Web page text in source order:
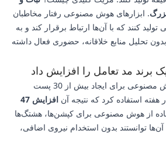
. ابزارهای هوش مصنوعی رفتار مخاطبان
تولید کنند که با آن‌ها ارتباط برقرار کند و به
تحلیل منابع خلاقانه، حضوری فعال داشته
برند مد تعامل را افزایش داد
یک خرده‌فروش مد از هوش مصنوعی برای ایجاد بیش از 30 پست
هفته استفاده کرد که نتیجه آن
افزایش 47
از هوش مصنوعی برای کپشن‌ها، هشتگ‌ها
توانستند بدون استخدام نیروی اضافی،